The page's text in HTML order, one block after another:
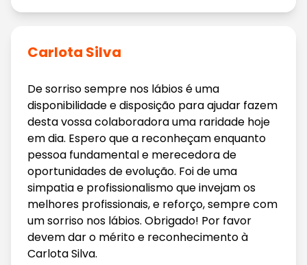
Carlota Silva
De sorriso sempre nos lábios é uma
disponibilidade e disposição para ajudar fazem
desta vossa colaboradora uma raridade hoje
em dia. Espero que a reconheçam enquanto
pessoa fundamental e merecedora de
oportunidades de evolução. Foi de uma
simpatia e profissionalismo que invejam os
melhores profissionais, e reforço, sempre com
um sorriso nos lábios. Obrigado! Por favor
devem dar o mérito e reconhecimento à
Carlota Silva.